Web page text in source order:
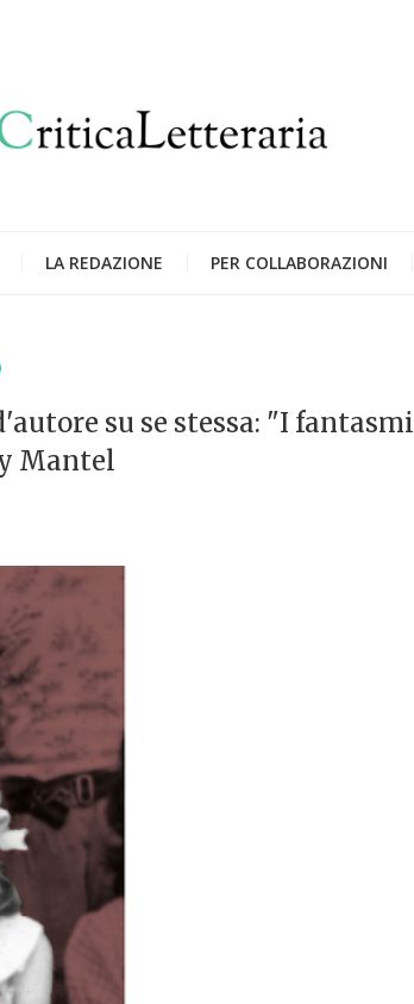
LA REDAZIONE PER COLLABORAZIONI
su se stessa: "I fantasmi
Mantel